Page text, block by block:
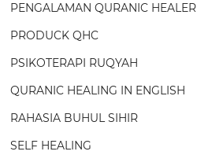
PENGALAMAN QURANIC HEALER
PRODUCK QHC
PSIKOTERAPI RUQYAH
QURANIC HEALING IN ENGLISH
RAHASIA BUHUL SIHIR
SELF HEALING